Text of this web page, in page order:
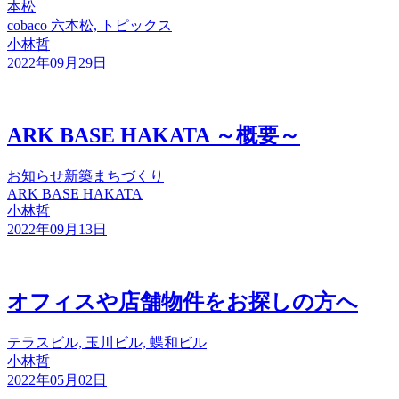
本松
cobaco 六本松, トピックス
小林哲
2022年09月29日
ARK BASE HAKATA ～概要～
お知らせ新築まちづくり
ARK BASE HAKATA
小林哲
2022年09月13日
オフィスや店舗物件をお探しの方へ
テラスビル, 玉川ビル, 蝶和ビル
小林哲
2022年05月02日